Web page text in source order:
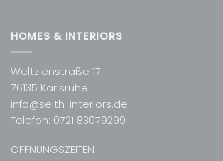
HOMES & INTERIORS
Weltzienstraße 17
76135 Karlsruhe
info@seith-interiors.de
Telefon: 0721 83079299
ÖFFNUNGSZEITEN